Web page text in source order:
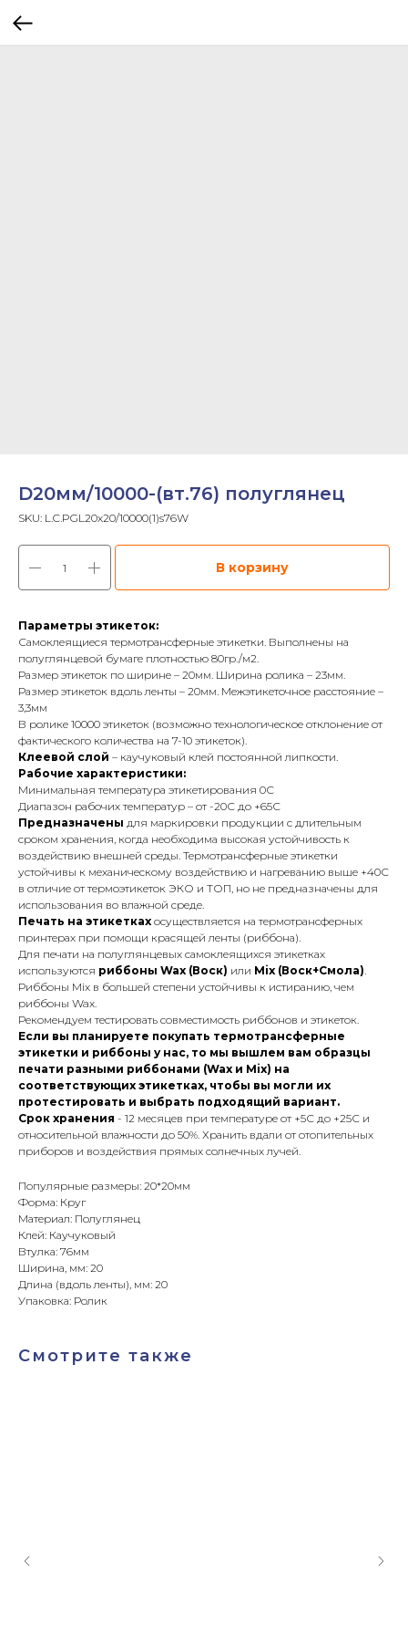
D20мм/10000-(вт.76) полуглянец
SKU: L.C.PGL20x20/10000(1)s76W
В корзину
Параметры этикеток:
Самоклеящиеся термотрансферные этикетки. Выполнены на
полуглянцевой бумаге плотностью 80гр./м2.
Размер этикеток по ширине – 20мм. Ширина ролика – 23мм.
Размер этикеток вдоль ленты – 20мм. Межэтикеточное расстояние –
3,3мм
В ролике 10000 этикеток (возможно технологическое отклонение от
фактического количества на 7-10 этикеток).
Клеевой слой – каучуковый клей постоянной липкости.
Рабочие характеристики:
Минимальная температура этикетирования 0С
Диапазон рабочих температур – от -20С до +65С
Предназначены для маркировки продукции с длительным
сроком хранения, когда необходима высокая устойчивость к
воздействию внешней среды. Термотрансферные этикетки
устойчивы к механическому воздействию и нагреванию выше +40С
в отличие от термоэтикеток ЭКО и ТОП, но не предназначены для
использования во влажной среде.
Печать на этикеткахосуществляется на термотрансферных
принтерах при помощи красящей ленты (риббона).
Для печати на полуглянцевых самоклеящихся этикетках
используются риббоны Wax (Воск) или Mix (Воск+Смола).
Риббоны Mix в большей степени устойчивы к истиранию, чем
риббоны Wax.
Рекомендуем тестировать совместимость риббонов и этикеток.
Если вы планируете покупать термотрансферные
этикетки и риббоны у нас, то мы вышлем вам образцы
печати разными риббонами (Wax и Mix) на
соответствующих этикетках, чтобы вы могли их
протестировать и выбрать подходящий вариант.
Срок хранения - 12 месяцев при температуре от +5С до +25С и
относительной влажности до 50%. Хранить вдали от отопительных
приборов и воздействия прямых солнечных лучей.
Популярные размеры: 20*20мм
Форма: Круг
Материал: Полуглянец
Клей: Каучуковый
Втулка: 76мм
Ширина, мм: 20
Длина (вдоль ленты), мм: 20
Упаковка: Ролик
Смотрите также